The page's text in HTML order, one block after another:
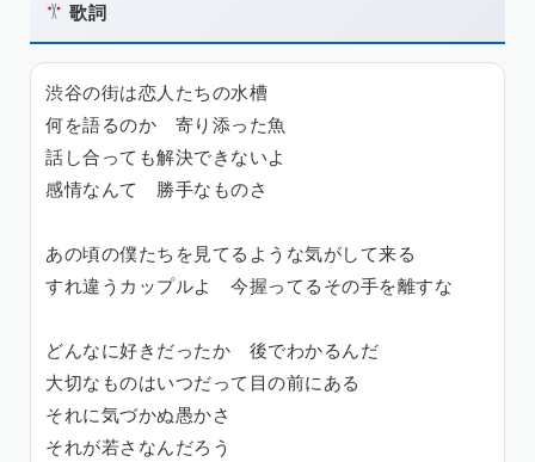
歌詞
渋谷の街は恋人たちの水槽
何を語るのか 寄り添った魚
話し合っても解決できないよ
感情なんて 勝手なものさ
あの頃の僕たちを見てるような気がして来る
すれ違うカップルよ 今握ってるその手を離すな
どんなに好きだったか 後でわかるんだ
大切なものはいつだって目の前にある
それに気づかぬ愚かさ
それが若さなんだろう